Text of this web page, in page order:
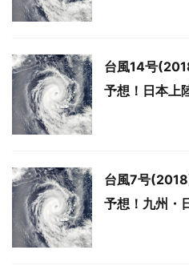
台風14号
予想！日本上
台風7号
予想！九州・